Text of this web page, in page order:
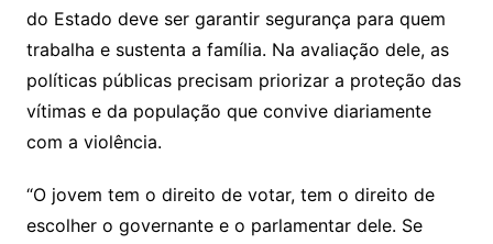
do Estado deve ser garantir segurança para quem
trabalha e sustenta a família. Na avaliação dele, as
políticas públicas precisam priorizar a proteção das
vítimas e da população que convive diariamente
com a violência.
“O jovem tem o direito de votar, tem o direito de
escolher o governante e o parlamentar dele. Se